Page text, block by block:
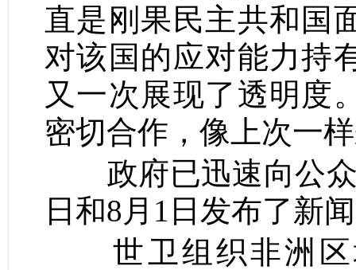
直是刚果民主共和国
对该国的应对能力持
又一次展现了透明度
密切合作，像上次一
政府已迅速向公
日和8 月 1 日发布了新
世卫组织非洲